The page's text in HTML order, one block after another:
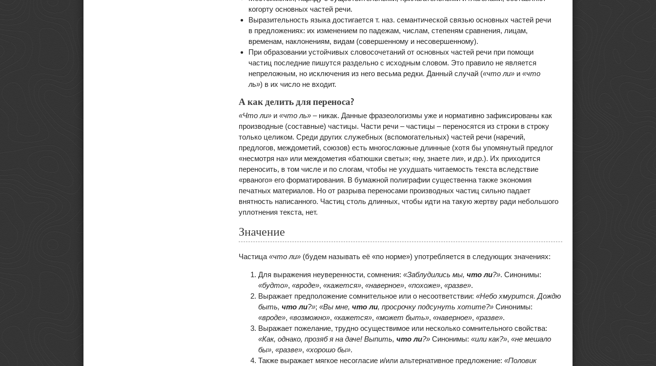
когорту основных частей речи.
Выразительность языка достигается т. наз. семантической связью основных частей речи
в предложениях: их изменением по падежам, числам, степеням сравнения, лицам,
временам, наклонениям, видам (совершенному и несовершенному).
При образовании устойчивых словосочетаний от основных частей речи при помощи
частиц последние пишутся раздельно с исходным словом. Это правило не является
непреложным, но исключения из него весьма редки. Данный случай («что ли» и «что
ль») в их число не входит.
А как делить для переноса?
«Что ли» и «что ль» – никак. Данные фразеологизмы уже и нормативно зафиксированы как
производные (составные) частицы. Части речи – частицы – переносятся из строки в строку
только целиком. Среди других служебных (вспомогательных) частей речи (наречий,
предлогов, междометий, союзов) есть многосложные длинные (хотя бы упомянутый предлог
«несмотря на» или междометия «батюшки светы»; «ну, знаете ли», и др.). Их приходится
переносить, в том числе и по слогам, чтобы не ухудшать читаемость текста вследствие
«рваного» его форматирования. В бумажной полиграфии существенна также экономия
печатных материалов. Но от разрыва переносами производных частиц сильно падает
внятность написанного. Частиц столь длинных, чтобы идти на такую жертву ради небольшого
уплотнения текста, нет.
Значение
Частица«что ли» (будем называть её «по норме») употребляется в следующих значениях:
Для выражения неуверенности, сомнения: «Заблудились мы, что ли?». Синонимы:
«будто», «вроде», «кажется», «наверное», «похоже», «разве».
Выражает предположение сомнительное или о несоответствии: «Небо хмурится. Дождю
быть, что ли?»; «Вы мне, что ли, просрочку подсунуть хотите?» Синонимы:
«вроде», «возможно», «кажется», «может быть», «наверное», «разве».
Выражает пожелание, трудно осуществимое или несколько сомнительного свойства:
«Как, однако, прозяб я на даче! Выпить, что ли?» Синонимы: «или как?», «не мешало
бы», «разве», «хорошо бы».
Также выражает мягкое несогласие и/или альтернативное предложение: «Половик